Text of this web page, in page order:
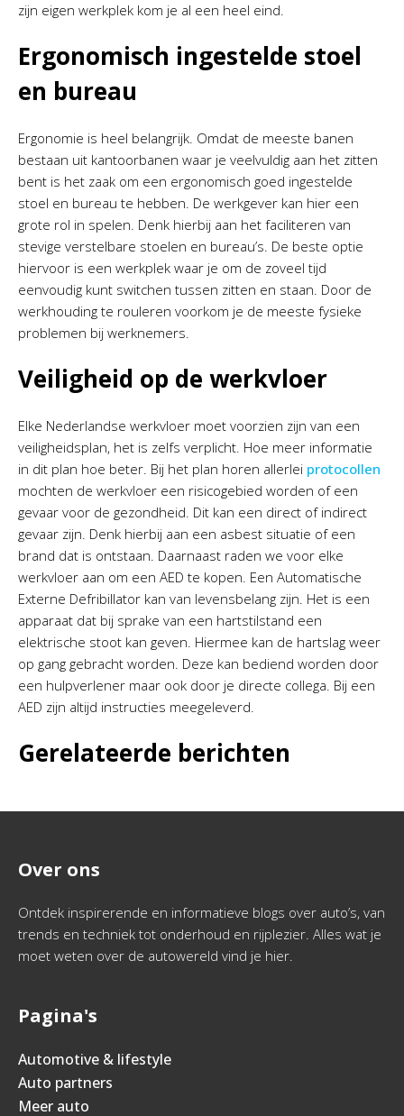
zijn eigen werkplek kom je al een heel eind.
Ergonomisch ingestelde stoel
en bureau
Ergonomie is heel belangrijk. Omdat de meeste banen
bestaan uit kantoorbanen waar je veelvuldig aan het zitten
bent is het zaak om een ergonomisch goed ingestelde
stoel en bureau te hebben. De werkgever kan hier een
grote rol in spelen. Denk hierbij aan het faciliteren van
stevige verstelbare stoelen en bureau’s. De beste optie
hiervoor is een werkplek waar je om de zoveel tijd
eenvoudig kunt switchen tussen zitten en staan. Door de
werkhouding te rouleren voorkom je de meeste fysieke
problemen bij werknemers.
Veiligheid op de werkvloer
Elke Nederlandse werkvloer moet voorzien zijn van een
veiligheidsplan, het is zelfs verplicht. Hoe meer informatie
in dit plan hoe beter. Bij het plan horen allerlei protocollen
mochten de werkvloer een risicogebied worden of een
gevaar voor de gezondheid. Dit kan een direct of indirect
gevaar zijn. Denk hierbij aan een asbest situatie of een
brand dat is ontstaan. Daarnaast raden we voor elke
werkvloer aan om een AED te kopen. Een Automatische
Externe Defribillator kan van levensbelang zijn. Het is een
apparaat dat bij sprake van een hartstilstand een
elektrische stoot kan geven. Hiermee kan de hartslag weer
op gang gebracht worden. Deze kan bediend worden door
een hulpverlener maar ook door je directe collega. Bij een
AED zijn altijd instructies meegeleverd.
Gerelateerde berichten
Over ons
Ontdek inspirerende en informatieve blogs over auto’s, van
trends en techniek tot onderhoud en rijplezier. Alles wat je
moet weten over de autowereld vind je hier.
Pagina's
Automotive & lifestyle
Auto partners
Meer auto